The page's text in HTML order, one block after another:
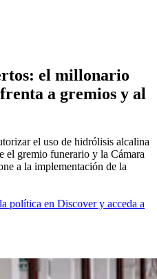
el millonario
a gremios y al
el uso de hidrólisis alcalina
el gremio funerario y la Cámara
a la implementación de la
política en Discover y acceda a